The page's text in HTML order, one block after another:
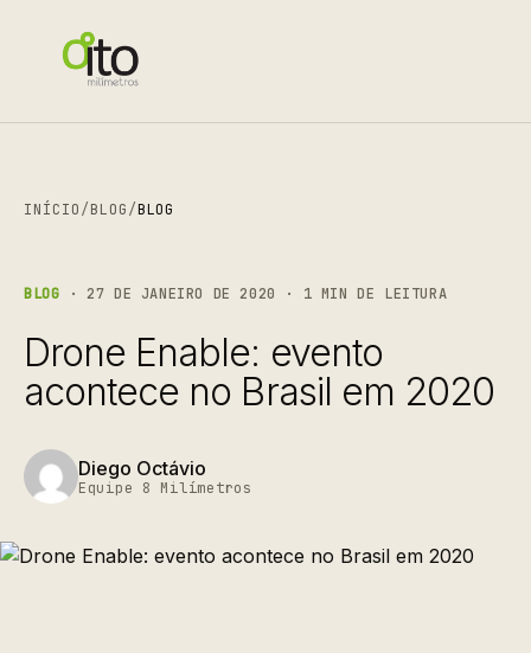
INÍCIO/BLOG/BLOG
BLOG · 27 DE JANEIRO DE 2020 · 1 MIN DE LEITURA
Drone Enable: evento
acontece no Brasil em 2020
Diego Octávio
Equipe 8 Milímetros